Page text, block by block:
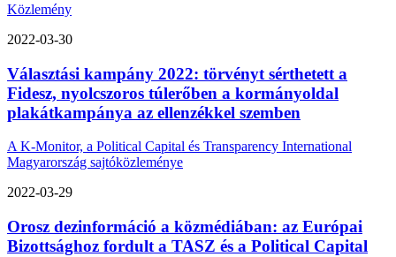
Közlemény
2022-03-30
Választási kampány 2022: törvényt sérthetett a
Fidesz, nyolcszoros túlerőben a kormányoldal
plakátkampánya az ellenzékkel szemben
A K-Monitor, a Political Capital és Transparency International
Magyarország sajtóközleménye
2022-03-29
Orosz dezinformáció a közmédiában: az Európai
Bizottsághoz fordult a TASZ és a Political Capital